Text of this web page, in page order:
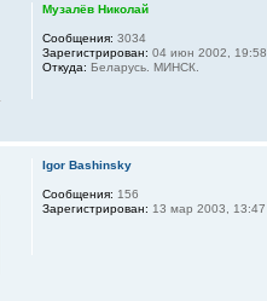
Музалёв Николай
Сообщения: 3034
Зарегистрирован: 04 июн 2002, 19:58
Откуда: Беларусь. МИНСК.
Igor Bashinsky
Сообщения: 156
Зарегистрирован: 13 мар 2003, 13:47